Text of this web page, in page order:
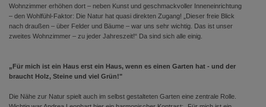
Wohnzimmer erhöhen dort – neben Kunst und geschmackvoller Inneneinrichtung
– den Wohlfühl-Faktor: Die Natur hat quasi direkten Zugang! „Dieser freie Blick
nach draußen – über Felder und Bäume – war uns sehr wichtig. Das ist unser
zweites Wohnzimmer – zu jeder Jahreszeit!“ Da sind sich alle einig.
„Für mich ist ein Haus erst ein Haus, wenn es einen Garten hat - und der
braucht Holz, Steine und viel Grün!"
Die Nähe zur Natur spielt auch im selbst gestalteten Garten eine zentrale Rolle.